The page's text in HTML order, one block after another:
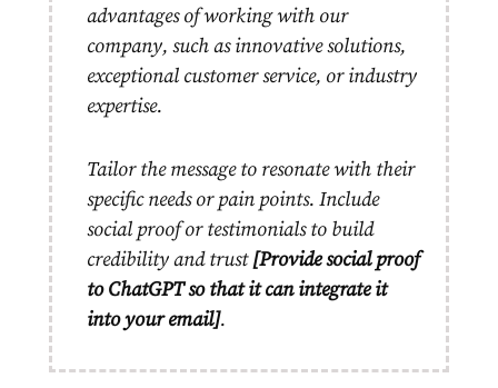
advantages of working with our
company, such as innovative solutions,
exceptional customer service, or industry
expertise.
Tailor the message to resonate with their
specific needs or pain points. Include
social proof or testimonials to build
credibility and trust[Provide social proof
to ChatGPT so that it can integrate it
into your email].